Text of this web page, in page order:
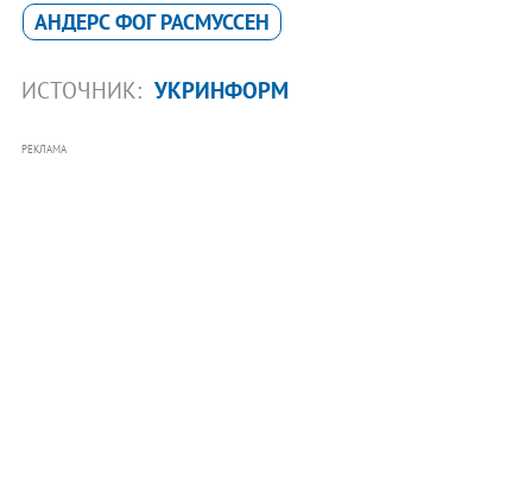
АНДЕРС ФОГ РАСМУССЕН
ИСТОЧНИК: УКРИНФОРМ
РЕКЛАМА